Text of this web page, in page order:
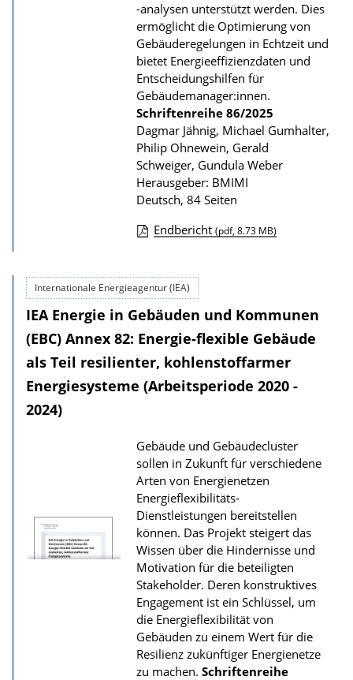
b
l
i
k
a
t
i
o
n
-analysen unterstützt werden. Dies
ermöglicht die Optimierung von
Gebäuderegelungen in Echtzeit und
bietet Energieeffizienzdaten und
Entscheidungshilfen für
Gebäudemanager:innen.
Schriftenreihe 86/2025
Dagmar Jähnig, Michael Gumhalter,
Philip Ohnewein, Gerald
Schweiger, Gundula Weber
Herausgeber: BMIMI
Deutsch, 84 Seiten
w
n
l
o
a
z
u
r
P
u
b
l
i
k
a
t
Endbericht (pdf, 8.73 MB)
Internationale Energieagentur (IEA)
IEA Energie in Gebäuden und Kommunen
(EBC) Annex 82: Energie-flexible Gebäude
als Teil resilienter, kohlenstoffarmer
Energiesysteme (Arbeitsperiode 2020 -
2024)
Gebäude und Gebäudecluster
sollen in Zukunft für verschiedene
Arten von Energienetzen
Energieflexibilitäts-
Dienstleistungen bereitstellen
können. Das Projekt steigert das
Wissen über die Hindernisse und
Motivation für die beteiligten
Stakeholder. Deren konstruktives
Engagement ist ein Schlüssel, um
die Energieflexibilität von
Gebäuden zu einem Wert für die
Resilienz zukünftiger Energienetze
zu machen. Schriftenreihe